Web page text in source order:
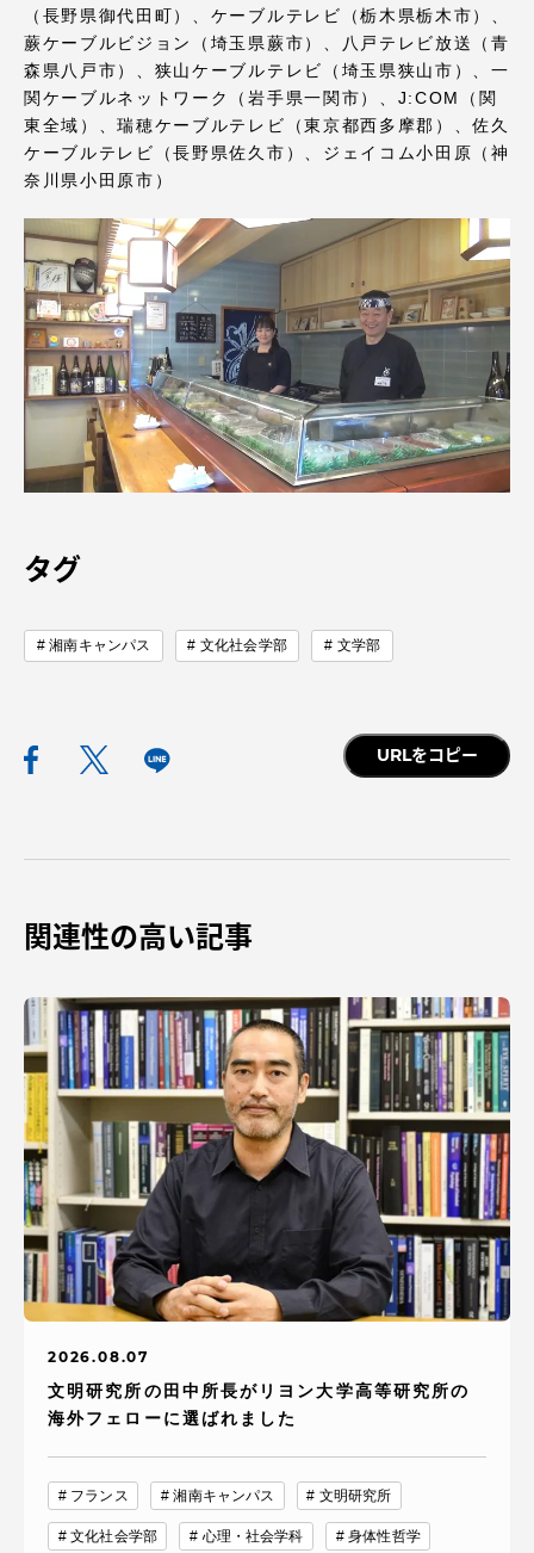
（長野県御代田町）、ケーブルテレビ（栃木県栃木市）、
蕨ケーブルビジョン（埼玉県蕨市）、八戸テレビ放送（青
森県八戸市）、狭山ケーブルテレビ（埼玉県狭山市）、一
関ケーブルネットワーク（岩手県一関市）、J:COM（関
東全域）、瑞穂ケーブルテレビ（東京都西多摩郡）、佐久
ケーブルテレビ（長野県佐久市）、ジェイコム小田原（神
奈川県小田原市）
タグ
湘南キャンパス 文化社会学部 文学部
URLをコピー
関連性の高い記事
2026.08.07
文明研究所の田中所長がリヨン大学高等研究所の
海外フェローに選ばれました
フランス 湘南キャンパス 文明研究所
文化社会学部 心理・社会学科 身体性哲学
品川キャンパス 湘南キャンパス
伊勢原キャンパス 静岡キャンパス
熊本キャンパス
阿蘇くまもと
札幌キャンパス
TOKAIスポーツ
卒業にあたってのアンケート
認証評価
ポリシー
資料請求 お問い合わせ
在学生・保護者向けポータル（TIPS） 本学教職員向け情報
中文